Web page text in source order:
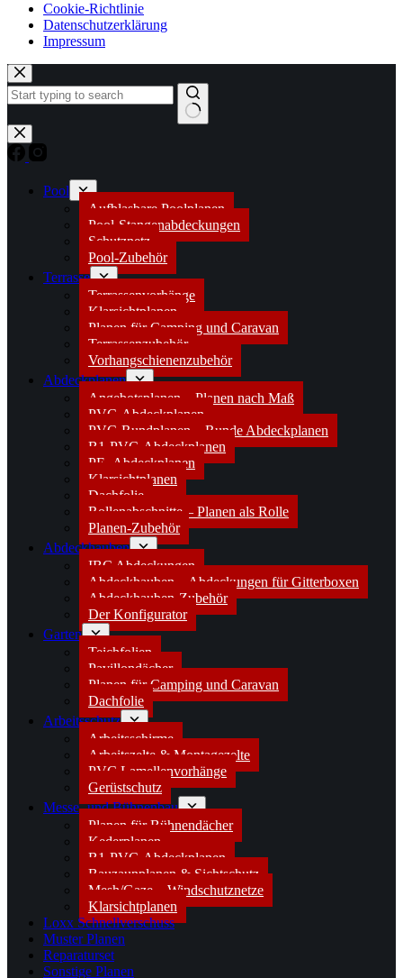
Cookie-Richtlinie
Datenschutzerklärung
Impressum
Zum
Inhalt
springen
Keine
Ergebnisse
Pool
Aufblasbare Poolplanen
Pool-Stangenabdeckungen
Schutznetz
Pool-Zubehör
Terrasse
Terrassenvorhänge
Klarsichtplanen
Planen für Camping und Caravan
Terrassenzubehör
Vorhangschienenzubehör
Abdeckplanen
Angebotsplanen – Planen nach Maß
PVC-Abdeckplanen
PVC-Rundplanen – Runde Abdeckplanen
B1-PVC-Abdeckplanen
PE- Abdeckplanen
Klarsichtplanen
Dachfolie
Rollenabschnitte – Planen als Rolle
Planen-Zubehör
Abdeckhauben
IBC Abdeckungen
Abdeckhauben – Abdeckungen für Gitterboxen
Abdeckhauben-Zubehör
Der Konfigurator
Garten
Teichfolien
Pavillondächer
Planen für Camping und Caravan
Dachfolie
Arbeitsschutz
Arbeitsschirme
Arbeitszelte & Montagezelte
PVC Lamellenvorhänge
Gerüstschutz
Messe- und Bühnenbau
Planen für Bühnendächer
Kederplanen
B1-PVC-Abdeckplanen
Bauzaunplanen & Sichtschutz
Mesh/Gaze – Windschutznetze
Klarsichtplanen
Loxx Schnellverschuss
Muster Planen
Reparaturset
Sonstige Planen